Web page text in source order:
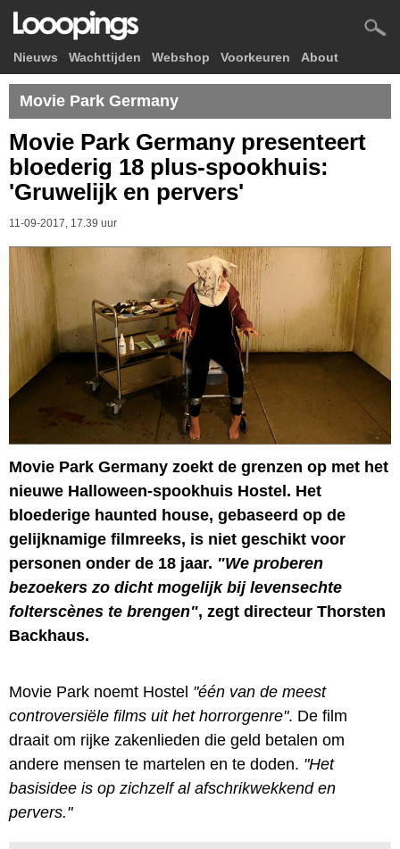
Nieuws Wachttijden Webshop Voorkeuren About
Movie Park Germany
Movie Park Germany presenteert
bloederig 18 plus-spookhuis:
'Gruwelijk en pervers'
11-09-2017, 17.39 uur
Movie Park Germany zoekt de grenzen op met het
nieuwe Halloween-spookhuis Hostel. Het
bloederige haunted house, gebaseerd op de
gelijknamige filmreeks, is niet geschikt voor
personen onder de 18 jaar. "We proberen
bezoekers zo dicht mogelijk bij levensechte
folterscènes te brengen", zegt directeur Thorsten
Backhaus.
Movie Park noemt Hostel "één van de meest
controversiële films uit het horrorgenre". De film
draait om rijke zakenlieden die geld betalen om
andere mensen te martelen en te doden. "Het
basisidee is op zichzelf al afschrikwekkend en
pervers."